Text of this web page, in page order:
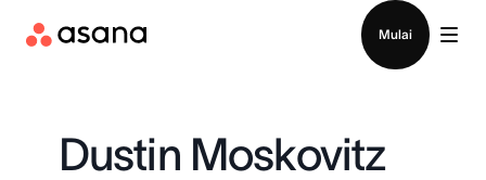
Mulai
Dustin Moskovitz